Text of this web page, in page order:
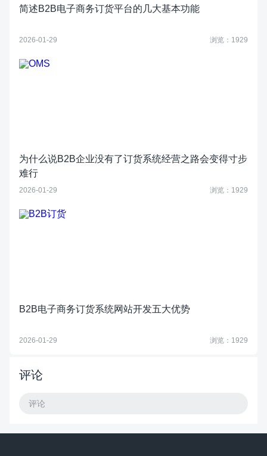
简述B2B电子商务订货平台的几大基本功能
2026-01-29 浏览：1929
为什么说B2B企业没有了订货系统经营之路会变得寸步
难行
2026-01-29 浏览：1929
B2B电子商务订货系统网站开发五大优势
2026-01-29 浏览：1929
评论
评论